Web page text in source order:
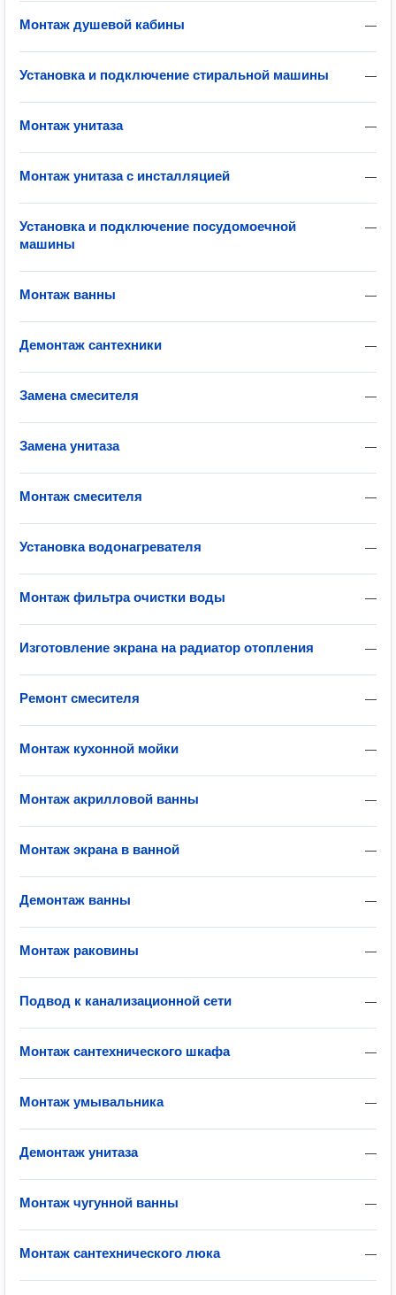
—
Монтаж душевой кабины
—
Установка и подключение стиральной машины
—
Монтаж унитаза
—
Монтаж унитаза с инсталляцией
—
Установка и подключение посудомоечной
машины
—
Монтаж ванны
—
Демонтаж сантехники
—
Замена смесителя
—
Замена унитаза
—
Монтаж смесителя
—
Установка водонагревателя
—
Монтаж фильтра очистки воды
—
Изготовление экрана на радиатор отопления
—
Ремонт смесителя
—
Монтаж кухонной мойки
—
Монтаж акрилловой ванны
—
Монтаж экрана в ванной
—
Демонтаж ванны
—
Монтаж раковины
—
Подвод к канализационной сети
—
Монтаж сантехнического шкафа
—
Монтаж умывальника
—
Демонтаж унитаза
—
Монтаж чугунной ванны
—
Монтаж сантехнического люка